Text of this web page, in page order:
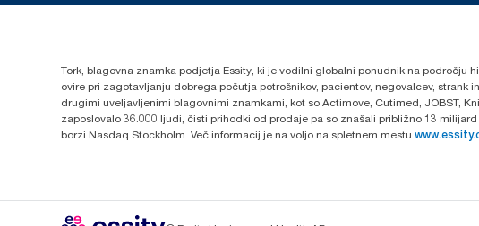
Tork, blagovna znamka podjetja Essity, ki je vodilni globalni ponudnik na področju
ovire pri zagotavljanju dobrega počutja potrošnikov, pacientov, negovalcev,
drugimi uveljavljenimi blagovnimi znamkami, kot so Actimove, Cutimed, JOBST,
zaposlovalo 36.000 ljudi, čisti prihodki od prodaje pa so znašali približno 13
borzi Nasdaq Stockholm. Več informacij je na voljo na spletnem mestu